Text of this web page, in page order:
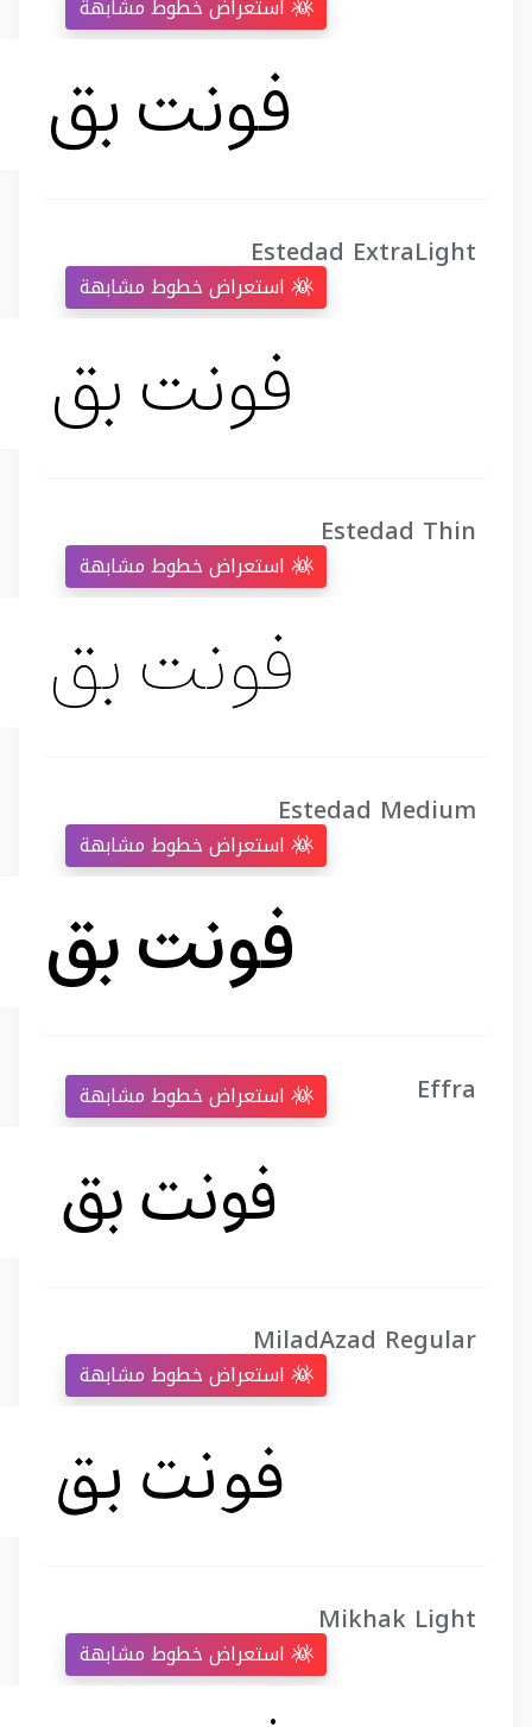
Estedad ExtraLight
Estedad Thin
Estedad Medium
Effra
MiladAzad Regular
Mikhak Light